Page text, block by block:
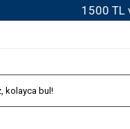
1500 TL ve Üzeri Kargo